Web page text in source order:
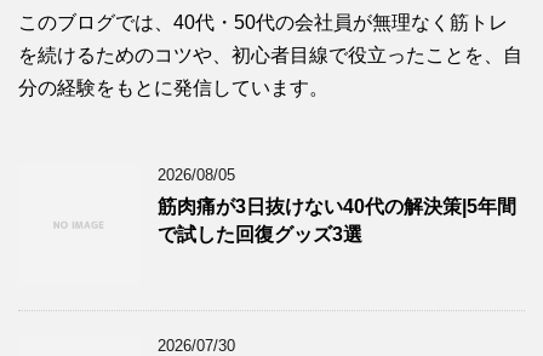
このブログでは、40代・50代の会社員が無理なく筋トレ
を続けるためのコツや、初心者目線で役立ったことを、自
分の経験をもとに発信しています。
2026/08/05
筋肉痛が3日抜けない40代の解決策|5年間
で試した回復グッズ3選
2026/07/30